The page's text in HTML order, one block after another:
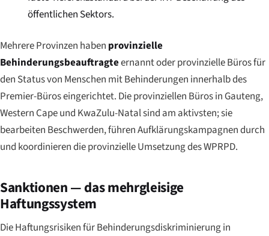
öffentlichen Sektors.
Mehrere Provinzen haben provinzielle
Behinderungsbeauftragteernannt oder provinzielle Büros für
den Status von Menschen mit Behinderungen innerhalb des
Premier-Büros eingerichtet. Die provinziellen Büros in Gauteng,
Western Cape und KwaZulu-Natal sind am aktivsten; sie
bearbeiten Beschwerden, führen Aufklärungskampagnen durch
und koordinieren die provinzielle Umsetzung des WPRPD.
Sanktionen — das mehrgleisige
Haftungssystem
Die Haftungsrisiken für Behinderungsdiskriminierung in